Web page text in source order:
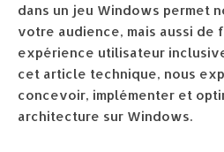
dans un jeu Windows permet
votre audience, mais aussi de
expérience utilisateur
cet article technique, nous
concevoir, implémenter et
architecture sur Windows.